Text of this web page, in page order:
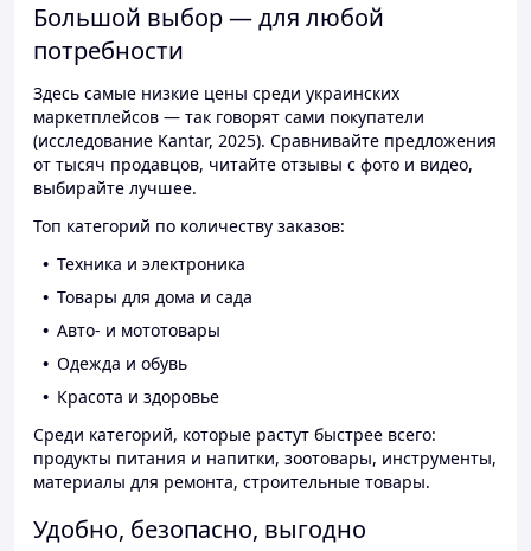
Большой выбор — для любой
потребности
Здесь самые низкие цены среди украинских
маркетплейсов — так говорят сами покупатели
(исследование Kantar, 2025). Сравнивайте предложения
от тысяч продавцов, читайте отзывы с фото и видео,
выбирайте лучшее.
Топ категорий по количеству заказов:
Техника и электроника
Товары для дома и сада
Авто- и мототовары
Одежда и обувь
Красота и здоровье
Среди категорий, которые растут быстрее всего:
продукты питания и напитки, зоотовары, инструменты,
материалы для ремонта, строительные товары.
Удобно, безопасно, выгодно